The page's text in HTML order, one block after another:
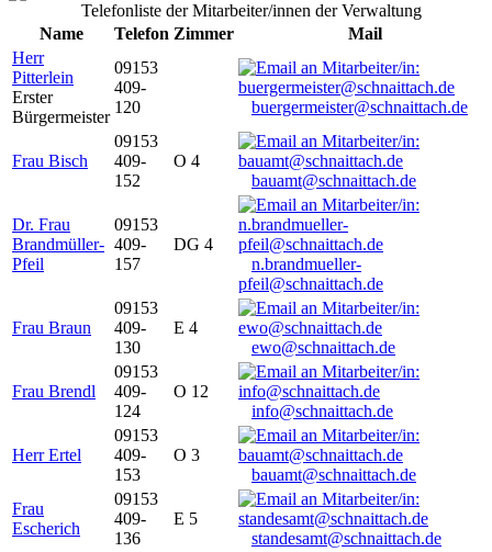
Telefonliste der Mitarbeiter/innen der Verwaltung
Name
Telefon Zimmer
Mail
Herr
Pitterlein
Erster
Bürgermeister
09153
409-
120
buergermeister@schnaittach.de
Frau Bisch
09153
409-
152
O 4
bauamt@schnaittach.de
Dr. Frau
Brandmüller-
Pfeil
09153
409-
157
DG 4
n.brandmueller-
pfeil@schnaittach.de
Frau Braun
09153
409-
130
E 4
ewo@schnaittach.de
Frau Brendl
09153
409-
124
O 12
info@schnaittach.de
Herr Ertel
09153
409-
153
O 3
bauamt@schnaittach.de
Frau
Escherich
09153
409-
136
E 5
standesamt@schnaittach.de